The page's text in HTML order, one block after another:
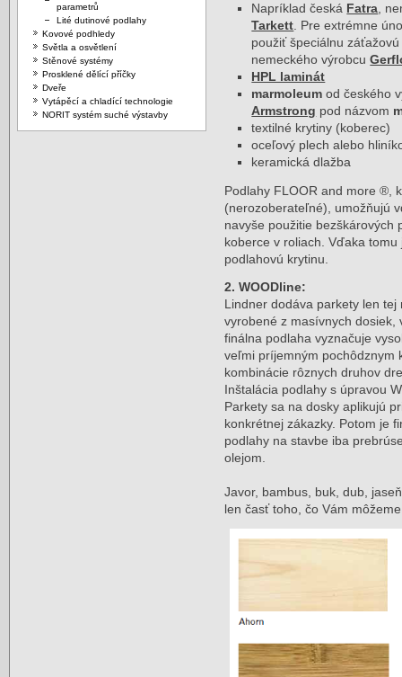
parametrů
Lité dutinové podlahy
Kovové podhledy
Světla a osvětlení
Stěnové systémy
Prosklené dělící příčky
Dveře
Vytápěcí a chladící technologie
NORIT systém suché výstavby
Napríklad česká Fatra,
Tarkett. Pre extrémne
použiť špeciálnu
nemeckého výrobcu
HPL laminát
marmoleum od českého
Armstrong pod názvom
textilné krytiny (koberec)
oceľový plech alebo
keramická dlažba
Podlahy FLOOR and more ®,
(nerozoberateľné), umožňujú
navyše použitie bezškárových
koberce v roliach. Vďaka
podlahovú krytinu.
2. WOODline:
Lindner dodáva parkety len tej
vyrobené z masívnych dosiek,
finálna podlaha vyznačuje
veľmi príjemným pochôdznym
kombinácie rôznych druhov
Inštalácia podlahy s úpravou
Parkety sa na dosky aplikujú
konkrétnej zákazky. Potom je
podlahy na stavbe iba
olejom.
Javor, bambus, buk, dub,
len časť toho, čo Vám